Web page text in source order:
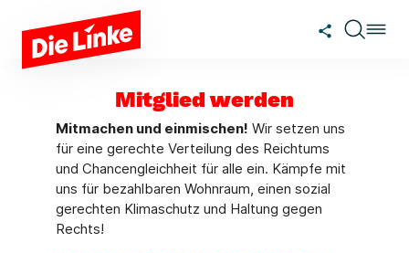
Zum Hauptinhalt springen
Mitglied werden
Mitmachen und einmischen! Wir setzen uns
für eine gerechte Verteilung des Reichtums
und Chancengleichheit für alle ein. Kämpfe mit
uns für bezahlbaren Wohnraum, einen sozial
gerechten Klimaschutz und Haltung gegen
Rechts!